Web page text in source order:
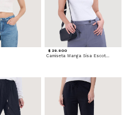
$ 29.900
Camiseta Manga Sisa Escotada